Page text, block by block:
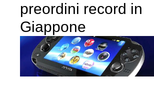
preordini record in
Giappone